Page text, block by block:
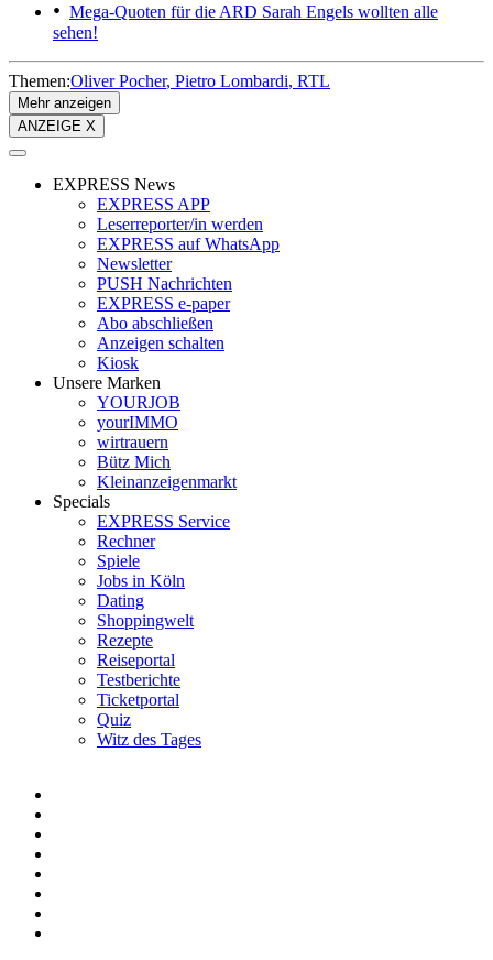
Mega-Quoten für die ARD Sarah Engels wollten alle
sehen!
Themen:Oliver Pocher Pietro Lombardi RTL
Mehr anzeigen
ANZEIGE X
EXPRESS News
EXPRESS APP
Leserreporter/in werden
EXPRESS auf WhatsApp
Newsletter
PUSH Nachrichten
EXPRESS e-paper
Abo abschließen
Anzeigen schalten
Kiosk
Unsere Marken
YOURJOB
yourIMMO
wirtrauern
Bütz Mich
Kleinanzeigenmarkt
Specials
EXPRESS Service
Rechner
Spiele
Jobs in Köln
Dating
Shoppingwelt
Rezepte
Reiseportal
Testberichte
Ticketportal
Quiz
Witz des Tages